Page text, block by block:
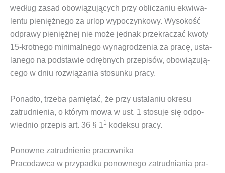
według zasad obo­wią­zu­ją­cych przy obli­cza­niu ekwi­wa­
len­tu pie­nięż­ne­go za urlop wypo­czyn­ko­wy. Wyso­kość
odpra­wy pie­nięż­nej nie może jed­nak prze­kra­czać kwo­ty
15-krot­ne­go mini­mal­ne­go wyna­gro­dze­nia za pra­cę, usta­
la­ne­go na pod­sta­wie odręb­nych prze­pi­sów, obo­wią­zu­ją­
ce­go w dniu roz­wią­za­nia sto­sun­ku pracy.
Ponad­to, trze­ba pamię­tać, że przy usta­la­niu okre­su
zatrud­nie­nia, o któ­rym mowa w ust. 1 sto­su­je się odpo­
wied­nio prze­pis art. 36 § 11 kodek­su pracy.
Ponowne zatrudnienie pracownika
Pra­co­daw­ca w przy­pad­ku ponow­ne­go zatrud­nia­nia pra­